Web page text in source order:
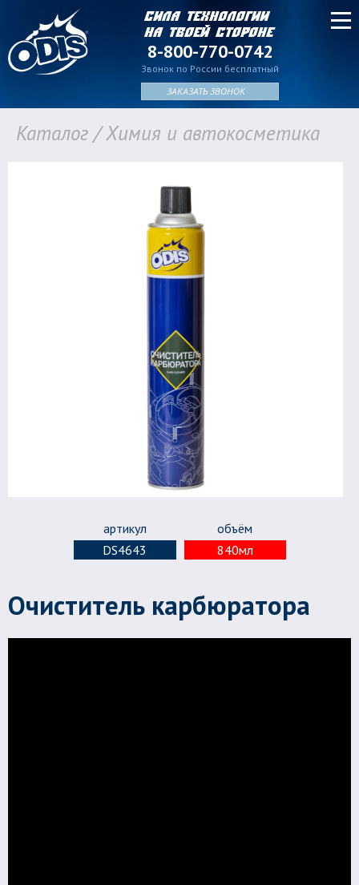
Сила технологии
на твоей стороне
8-800-770-0742
Звонок по России бесплатный
ЗАКАЗАТЬ ЗВОНОК
Каталог /Химия и автокосметика
артикул
объём
DS4643
840мл
Очиститель карбюратора